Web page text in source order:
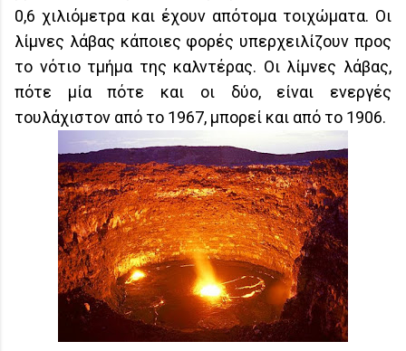
0,6 χιλιόμετρα και έχουν απότομα τοιχώματα. Οι
λίμνες λάβας κάποιες φορές υπερχειλίζουν προς
το νότιο τμήμα της καλντέρας. Οι λίμνες λάβας,
πότε μία πότε και οι δύο, είναι ενεργές
τουλάχιστον από το 1967, μπορεί και από το 1906.